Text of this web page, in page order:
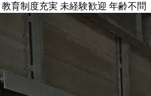
教育制度充実 未経験歓迎 年齢不問